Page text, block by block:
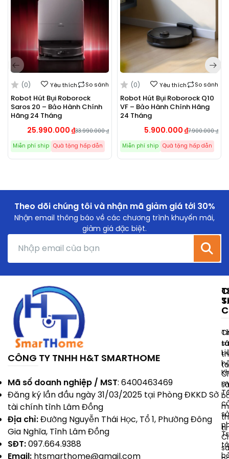
Roborock Saros 10 tích hợp công nghệ RetractSense.
LDS có thể thu gọn và kết hợp cảm biến dToF hướng
lên, hỗ trợ xác định thời điểm nâng hạ tối ưu. Điều
(0) Yêu thích So sánh
Robot Hút Bụi Roborock
Saros 20 – Bảo Hành Chính
Hãng 24 Tháng
33.990.000₫
25.990.000 ₫
Miễn phí ship Quà tặng hấp dẫn
(0) Yêu thích So sánh
Robot Hút Bụi Roborock Q10
VF – Bảo Hành Chính Hãng
24 Tháng
7.900.000₫
5.900.000 ₫
Miễn phí ship Quà tặng hấp dẫn
Theo dõi chúng tôi và nhận mã giảm giá tới 30%
Nhận email thông báo về các chương trình khuyến mãi,
giảm giá đặc biệt.
CÔNG TY TNHH H&T SMARTHOME
Mã số doanh nghiệp / MST: 6400463469
Đăng ký lần đầu ngày 31/03/2025 tại Phòng ĐKKD Sở
tài chính tỉnh Lâm Đồng
Địa chỉ:Đường Nguyễn Thái Học, Tổ 1, Phường Đông
Gia Nghĩa, Tỉnh Lâm Đồng
SĐT:097.664.9388
Email: htsmarthome@gmail.com